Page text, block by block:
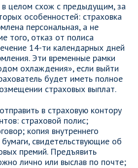
целом схож с предыдущим, за
особенностей: страховка
персональная, а не
того, отказ от полиса
14-ти календарных дней
Эти временные рамки
охлаждения», если выйти
будет иметь полное
страховых выплат.
в страховую контору
страховой полис;
копия внутреннего
свидетельствующие об
премий. Предъявить
лично или выслав по почте;